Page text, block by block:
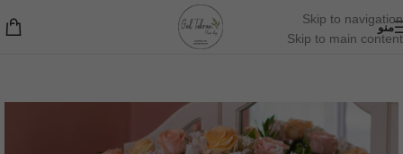
Skip to navigation
Skip to main content
منو
خانه/ باکس گل